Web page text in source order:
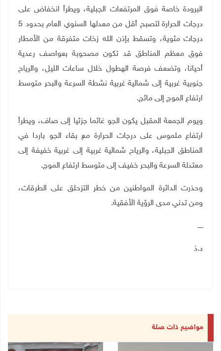
البرودة خاصة فوق المرتفعات الجبلية، ويطرأ انخفاض على
درجات الحرارة لتصبح أقل من معدلها السنوي العام بحدود 5
درجات مئوية، وتسقط بإذن الله زخات متفرقة من الأمطار
فوق معظم المناطق قد تكون مصحوبة بعواصف رعدية
أحيانا، وتضعف فرصة الهطول خلال ساعات الليل، والرياح
جنوبية غربية إلى شمالية غربية نشطة السرعة والبحر متوسط
ارتفاع الموج إلى مائج.
ويوم الجمعة المقبل يكون الجو غائما جزئيا إلى صاف، ويطرأ
ارتفاع ملموس على درجات الحرارة مع بقاء الجو باردا في
المناطق الجبلية، والرياح شمالية غربية إلى غربية خفيفة إلى
معتدلة السرعة والبحر خفيف إلى متوسط ارتفاع الموج.
وحذرت الدائرة المواطنين من خطر التزحلق على الطرقات،
ومن تدني مدى الرؤية الأفقية.
ـــــ
د.ذ
مواضيع ذات صلة